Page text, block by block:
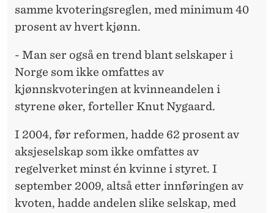
samme kvoteringsreglen, med minimum 40
prosent av hvert kjønn.
- Man ser også en trend blant selskaper i
Norge som ikke omfattes av
kjønnskvoteringen at kvinneandelen i
styrene øker, forteller Knut Nygaard.
I 2004, før reformen, hadde 62 prosent av
aksjeselskap som ikke omfattes av
regelverket minst én kvinne i styret. I
september 2009, altså etter innføringen av
kvoten, hadde andelen slike selskap, med